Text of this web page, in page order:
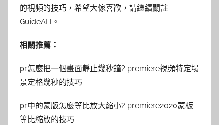
的視頻的技巧，希望大傢喜歡，請繼續關註
GuideAH。
相關推薦：
pr怎麼把一個畫面靜止幾秒鐘? premiere視頻特定場
景定格幾秒的技巧
pr中的蒙版怎麼等比放大縮小? premiere2020蒙板
等比縮放的技巧